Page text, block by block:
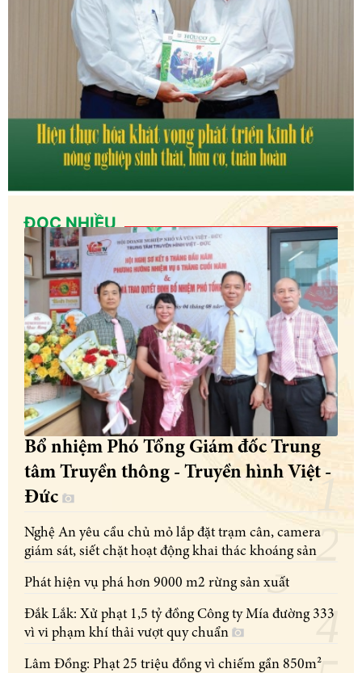
ĐỌC NHIỀU
Bổ nhiệm Phó Tổng Giám đốc Trung
tâm Truyền thông - Truyền hình Việt -
Đức
Nghệ An yêu cầu chủ mỏ lắp đặt trạm cân, camera
giám sát, siết chặt hoạt động khai thác khoáng sản
Phát hiện vụ phá hơn 9000 m2 rừng sản xuất
Đắk Lắk: Xử phạt 1,5 tỷ đồng Công ty Mía đường 333
vì vi phạm khí thải vượt quy chuẩn
Lâm Đồng: Phạt 25 triệu đồng vì chiếm gần 850m²